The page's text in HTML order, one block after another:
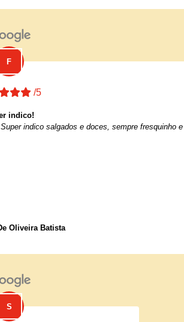
/5
indico!
indico salgados e doces, sempre fresquinho
Oliveira Batista